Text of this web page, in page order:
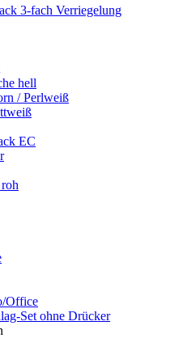
3-fach Verriegelung
hell
/ Perlweiß
EC
Office
Set ohne Drücker